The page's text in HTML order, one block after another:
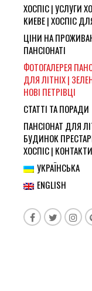
ХОСПІС | УСЛУГИ
КИЕВЕ | ХОСПІС
ЦІНИ НА
ПАНСІОНАТІ
ФОТОГАЛЕРЕЯ
ДЛЯ ЛІТНІХ |
НОВІ ПЕТРІВЦІ
СТАТТІ ТА ПОРАДИ
ПАНСІОНАТ ДЛЯ
БУДИНОК
ХОСПІС | КОНТАКТИ
УКРАЇНСЬКА
ENGLISH